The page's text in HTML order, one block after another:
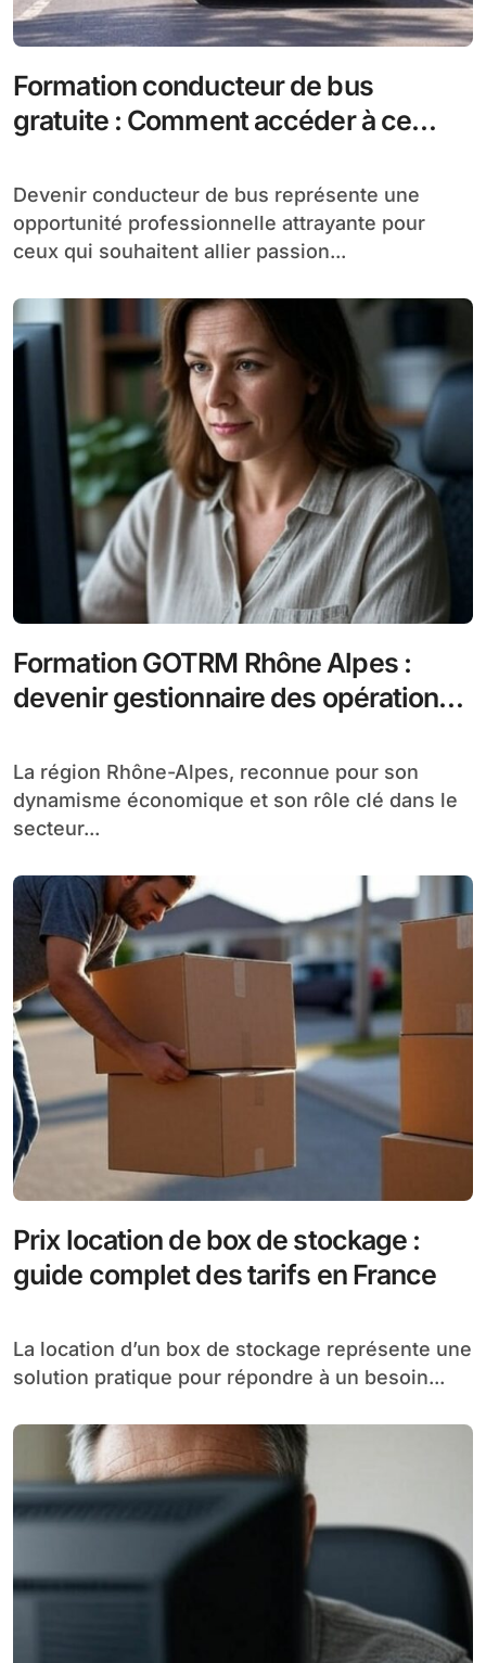
Formation conducteur de bus
gratuite : Comment accéder à ce
Devenir conducteur de bus représente une
opportunité professionnelle attrayante pour
ceux qui souhaitent allier passion...
Formation GOTRM Rhône Alpes :
devenir gestionnaire des opérations
La région Rhône-Alpes, reconnue pour son
dynamisme économique et son rôle clé dans le
secteur...
Prix location de box de stockage :
guide complet des tarifs en France
La location d’un box de stockage représente une
solution pratique pour répondre à un besoin...